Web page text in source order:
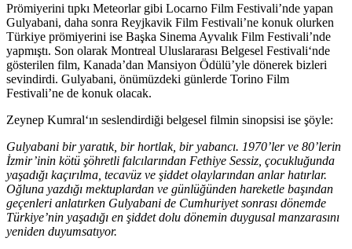
Prömiyerini tıpkı Meteorlar gibi Locarno Film Festivali’nde yapan
Gulyabani, daha sonra Reyjkavik Film Festivali’ne konuk olurken
Türkiye prömiyerini ise Başka Sinema Ayvalık Film Festivali’nde
yapmıştı. Son olarak Montreal Uluslararası Belgesel Festivali‘nde
gösterilen film, Kanada’dan Mansiyon Ödülü’yle dönerek bizleri
sevindirdi. Gulyabani, önümüzdeki günlerde Torino Film
Festivali’ne de konuk olacak.
Zeynep Kumral‘ın seslendirdiği belgesel filmin sinopsisi ise şöyle:
Gulyabani bir yaratık, bir hortlak, bir yabancı. 1970’ler ve 80’lerin
İzmir’inin kötü şöhretli falcılarından Fethiye Sessiz, çocukluğunda
yaşadığı kaçırılma, tecavüz ve şiddet olaylarından anlar hatırlar.
Oğluna yazdığı mektuplardan ve günlüğünden hareketle başından
geçenleri anlatırken Gulyabani de Cumhuriyet sonrası dönemde
Türkiye’nin yaşadığı en şiddet dolu dönemin duygusal manzarasını
yeniden duyumsatıyor.